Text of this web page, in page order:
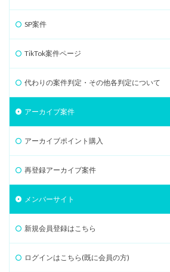
SP案件
TikTok案件ページ
代わりの案件判定・その他各判定について
アーカイブ案件
アーカイブポイント購入
再登録アーカイブ案件
メンバーサイト
新規会員登録はこちら
ログインはこちら(既に会員の方)